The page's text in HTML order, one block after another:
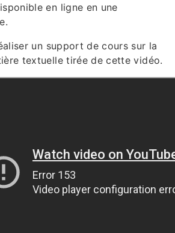
en ligne en une
un support de cours sur la
textuelle tirée de cette vidéo.